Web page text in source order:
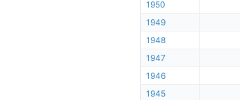
1950
1949
1948
1947
1946
1945